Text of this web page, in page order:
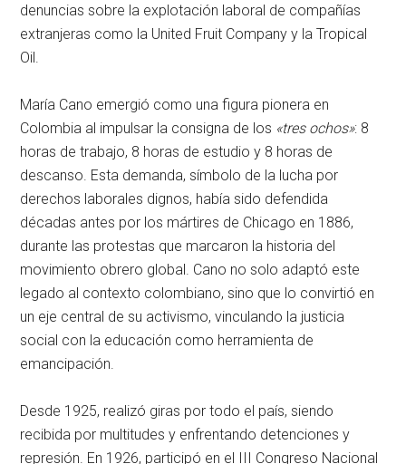
denuncias sobre la explotación laboral de compañías
extranjeras como la United Fruit Company y la Tropical
Oil.
María Cano emergió como una figura pionera en
Colombia al impulsar la consigna de los «tres ochos»: 8
horas de trabajo, 8 horas de estudio y 8 horas de
descanso. Esta demanda, símbolo de la lucha por
derechos laborales dignos, había sido defendida
décadas antes por los mártires de Chicago en 1886,
durante las protestas que marcaron la historia del
movimiento obrero global. Cano no solo adaptó este
legado al contexto colombiano, sino que lo convirtió en
un eje central de su activismo, vinculando la justicia
social con la educación como herramienta de
emancipación.
Desde 1925, realizó giras por todo el país, siendo
recibida por multitudes y enfrentando detenciones y
represión. En 1926, participó en el III Congreso Nacional